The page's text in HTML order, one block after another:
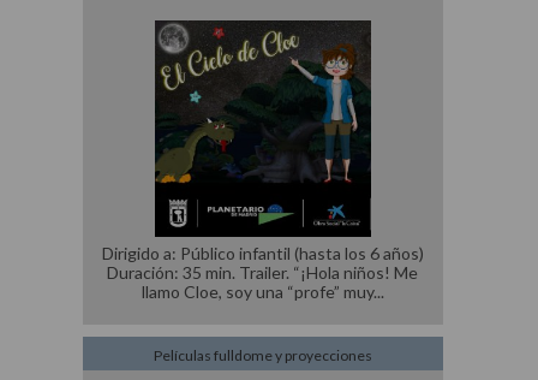
Dirigido a: Público infantil (hasta los 6 años)
Duración: 35 min. Trailer. “¡Hola niños! Me
llamo Cloe, soy una “profe” muy
Películas fulldome y proyecciones